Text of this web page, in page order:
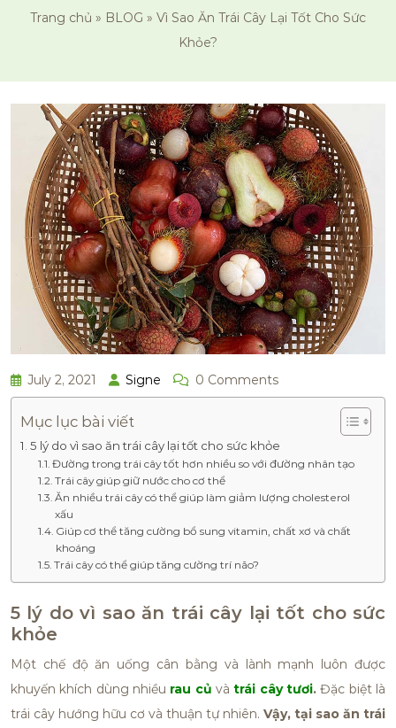
Trang chủ » BLOG » Vì Sao Ăn Trái Cây Lại Tốt Cho Sức
Khỏe?
July 2, 2021 Signe 0 Comments
Mục lục bài viết
5 lý do vì sao ăn trái cây lại tốt cho sức khỏe
Đường trong trái cây tốt hơn nhiều so với đường nhân tạo
Trái cây giúp giữ nước cho cơ thể
Ăn nhiều trái cây có thể giúp làm giảm lượng cholesterol
xấu
Giúp cơ thể tăng cường bổ sung vitamin, chất xơ và chất
khoáng
Trái cây có thể giúp tăng cường trí não?
5 lý do vì sao ăn trái cây lại tốt cho sức
khỏe
Một chế độ ăn uống cân bằng và lành mạnh luôn được
khuyến khích dùng nhiều rau củ vàtrái cây tươi.Đặc biệt là
trái cây hướng hữu cơ và thuận tự nhiên. Vậy, tại sao ăn trái